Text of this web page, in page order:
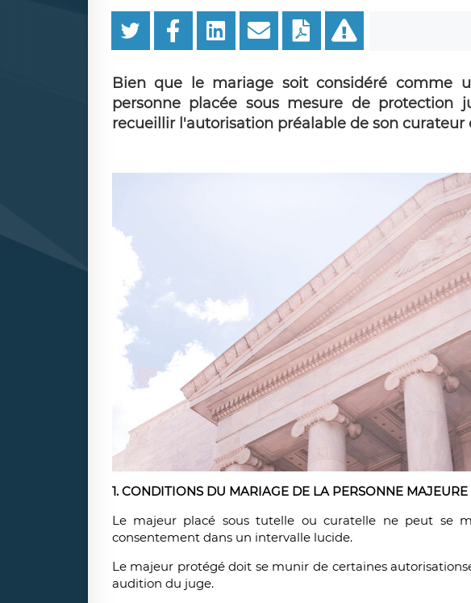
Bien que le mariage soit considéré comme
personne placée sous mesure de protection
recueillir l'autorisation préalable de son curateur
1. CONDITIONS DU MARIAGE DE LA PERSONNE MAJEURE
Le majeur placé sous tutelle ou curatelle ne peut se
consentement dans un intervalle lucide.
Le majeur protégé doit se munir de certaines autorisations
audition du juge.